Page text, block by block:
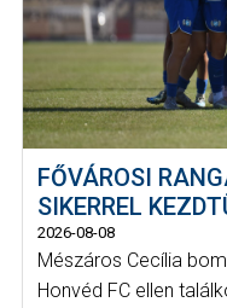
FŐVÁROSI
SIKERREL
2026-08-08
Mészáros Cecília
Honvéd FC ellen